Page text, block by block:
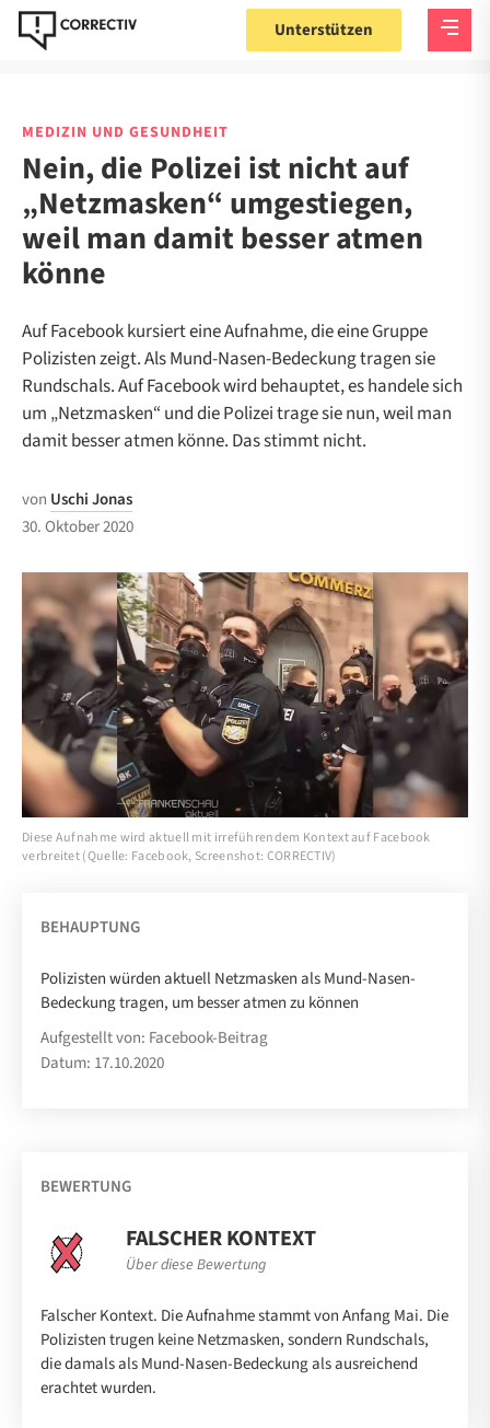
Unterstützen
MEDIZIN UND GESUNDHEIT
Nein, die Polizei ist nicht auf
„Netzmasken“ umgestiegen,
weil man damit besser atmen
könne
Auf Facebook kursiert eine Aufnahme, die eine Gruppe
Polizisten zeigt. Als Mund-Nasen-Bedeckung tragen sie
Rundschals. Auf Facebook wird behauptet, es handele sich
um „Netzmasken“ und die Polizei trage sie nun, weil man
damit besser atmen könne. Das stimmt nicht.
von Uschi Jonas
30. Oktober 2020
Diese Aufnahme wird aktuell mit irreführendem Kontext auf Facebook
verbreitet (Quelle: Facebook, Screenshot: CORRECTIV)
BEHAUPTUNG
Polizisten würden aktuell Netzmasken als Mund-Nasen-
Bedeckung tragen, um besser atmen zu können
Aufgestellt von: Facebook-Beitrag
Datum: 17.10.2020
BEWERTUNG
FALSCHER KONTEXT
Über diese Bewertung
Falscher Kontext. Die Aufnahme stammt von Anfang Mai. Die
Polizisten trugen keine Netzmasken, sondern Rundschals,
die damals als Mund-Nasen-Bedeckung als ausreichend
erachtet wurden.